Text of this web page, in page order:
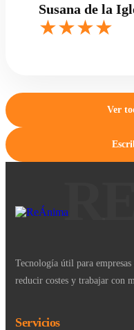
Susana de la
Ver
Tecnología útil para
reducir costes y trabajar con
Servicios